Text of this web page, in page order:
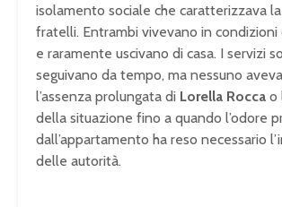
isolamento sociale che caratterizzava
fratelli. Entrambi vivevano in condizioni
e raramente uscivano di casa. I servizi
seguivano da tempo, ma nessuno
l’assenza prolungata di Lorella Rocca o
della situazione fino a quando l’odore
dall’appartamento ha reso necessario
delle autorità.